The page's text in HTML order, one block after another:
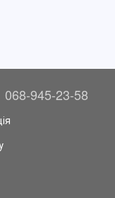
068-945-23-58